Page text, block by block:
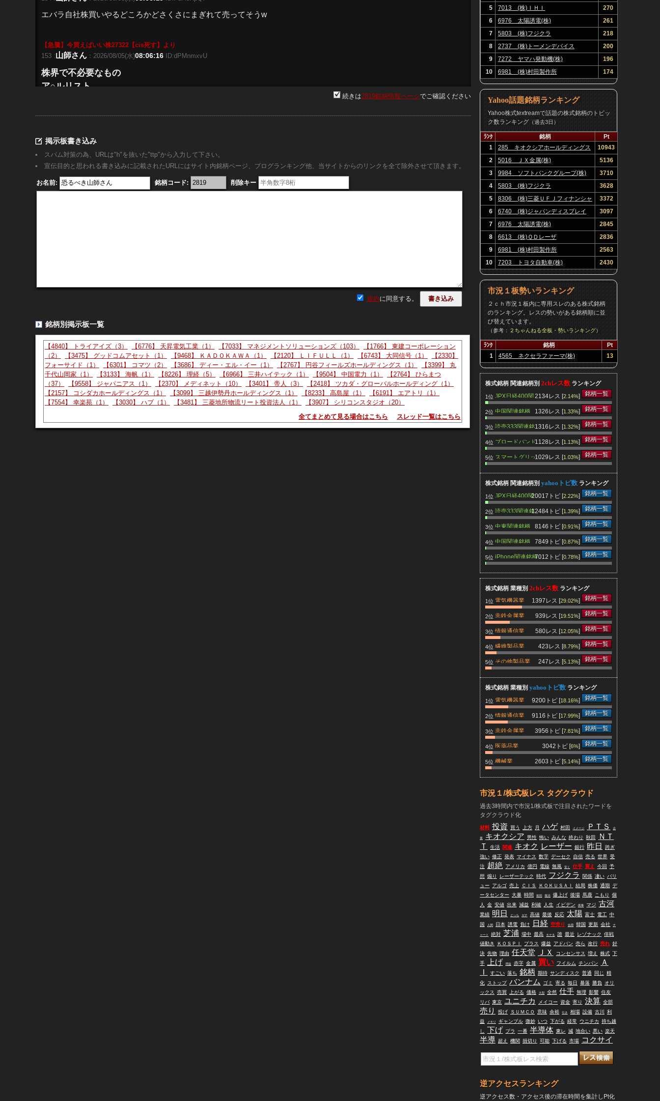
エバラ自社株買いやるどころかどさくさにまぎれて売ってそうw
【急騰】今買えばいい株27322【cis死す】 より
153 :山師さん ：2026/08/05(水)08:06:16 ID:dPMnmxvU
株界で不必要なもの
ア○ルリスト
168 :山師さん
>>153
Yahoo掲示板（Y板） - 2819
481 :時間、：2026/08/04(火)15:47:00ID:b5d*****
時間、間違えてます。
【急騰】今買えばいい株27318【立てろやハゲ】
より
741 :山師さん：2026/08/04(火)11:01:48 ID:wnkiAcpV
エバラ機関はまだ空売りできるのか
続きは2819銘柄情報ページでご確認ください
掲示板書き込み
スパム対策の為、URLは"h"を抜いた"ttp"から入力して下さい。
宣伝目的と思われる書き込みに記載されたURLにはサイト内銘柄ページ、ブログランキング他、当サイトからのリンクを全て除外させて頂きます。
お名前: 銘柄コード: 削除キー
規約に同意する。
銘柄別掲示板一覧
【4840】 トライアイズ（3） 【6776】 天昇電気工業（1） 【7033】 マネジメントソリューションズ（103）
【1766】 東建コーポレーション
（2）
【3475】 グッドコムアセット（1） 【9468】 ＫＡＤＯＫＡＷＡ（1） 【2120】 ＬＩＦＵＬＬ（1） 【6743】 大同信号（1）
【2330】
フォーサイド（1）
【6301】 コマツ（2） 【3686】 ディー・エル・イー（1） 【2767】 円谷フィールズホールディングス（1）
【3399】 丸
千代山岡家（1）
【3133】 海帆（1） 【8226】 理経（5） 【6966】 三井ハイテック（1） 【9504】 中国電力（1）
【2764】 ひらまつ
（37）
【9558】 ジャパニアス（1） 【2370】 メディネット（10） 【3401】 帝人（3）
【2418】 ツカダ・グローバルホールディング（1）
【2157】 コシダカホールディングス（1）
【3099】 三越伊勢丹ホールディングス（1） 【8233】 高島屋（1）
【6191】 エアトリ（1）
【7554】 幸楽苑（1）
【3030】 ハブ（1） 【3481】 三菱地所物流リート投資法人（1）
【3907】 シリコンスタジオ（20）
スレッド一覧はこちら
全てまとめて見る場合はこちら
5
7013 (株)ＩＨＩ
270
6
6976 太陽誘電(株)
261
7
5803 (株)フジクラ
218
8
2737 (株)トーメンデバイス
200
9
7272 ヤマハ発動機(株)
196
10
6981 (株)村田製作所 174
Yahoo話題銘柄ランキング
Yahoo株式textreamで話題の株式銘柄のトピッ
ク数ランキング（過去3日）
ﾗﾝｸ 銘柄
Pt
1
285 キオクシアホールディングス
(株)
10943
2
5016 ＪＸ金属(株)
5136
3
9984 ソフトバンクグループ(株)
3710
4
5803 (株)フジクラ
3628
5
8306 (株)三菱ＵＦＪフィナンシャ
ル・グループ
3372
6
6740 (株)ジャパンディスプレイ
3097
7
6976 太陽誘電(株)
2845
8
6613 (株)ＱＤレーザ
2836
9
6981 (株)村田製作所
2563
10
7203 トヨタ自動車(株) 2430
市況１板勢いランキング
２ｃｈ市況１板内に専用スレのある株式銘柄
のランキング。レスの勢いがある銘柄順に並
び替えています。
（参考：２ちゃんねる全板・勢いランキング）
ﾗﾝｸ 銘柄
Pt
1
4565 ネクセラファーマ(株) 13
株式銘柄 関連銘柄別 2chレス数 ランキング
1位 JPX日経400関
連銘柄
2134レス [2.14%] 銘柄一覧
2位 中国関連銘柄 1326レス [1.33%] 銘柄一覧
3位 読売333関連銘
柄
1316レス [1.32%] 銘柄一覧
4位 ブロードバンド
関連銘柄
1128レス [1.13%] 銘柄一覧
5位 スマートグリッ
ド関連銘柄
1029レス [1.03%] 銘柄一覧
株式銘柄 関連銘柄別 yahooトピ数 ランキング
1位 JPX日経400関
連銘柄
20017トピ [2.22%] 銘柄一覧
2位 読売333関連銘
柄
12484トピ [1.39%] 銘柄一覧
3位 中東関連銘柄 8146トピ [0.91%] 銘柄一覧
4位 中国関連銘柄 7849トピ [0.87%] 銘柄一覧
5位 iPhone関連銘柄7012トピ [0.78%] 銘柄一覧
株式銘柄 業種別 2chレス数 ランキング
1位 電気機器業 1397レス [29.02%] 銘柄一覧
2位 非鉄金属業 939レス [19.51%] 銘柄一覧
3位 情報通信業 580レス [12.05%] 銘柄一覧
4位 繊維製品業 423レス [8.79%] 銘柄一覧
5位 その他製品業 247レス [5.13%] 銘柄一覧
株式銘柄 業種別 yahooトピ数 ランキング
1位 電気機器業 9200トピ [18.16%] 銘柄一覧
2位 情報通信業 9116トピ [17.99%] 銘柄一覧
3位 非鉄金属業 3956トピ [7.81%] 銘柄一覧
4位 医薬品業 3042トピ [6%] 銘柄一覧
5位 機械業 2603トピ [5.14%] 銘柄一覧
市況１/株式板レス タグクラウド
過去3時間内で市況1/株式板で注目されたワードを
タグクラウド化
材料 投資 買う 上方 月 ハゲ 村田 イメージ ＰＴＳ 企
業 キオクシア 男性 怖い みんな 終わり 秋田
ＮＴ
Ｔ
生活 関連 キオク レーザー 銀行 昨日
跨ぎ
強い 修正 発表 マイナス 数字 デーセク 自信 売る 世界 受
注 超絶 アメリカ 億円 電線 無風 安く 仕手 買え 今回 予
想 煽り レーザーテック 時代 フジクラ 関係 凄い バリ
ュー
アルゴ 売上 ＣＩＳ ＫＯＫＵＳＡＩ 結局 株価 通期 デ
ータセンター 大暴 時間 前回 復活 爆上げ 後場 馬鹿 こもり
個
人
金 安値 出来 減益 利確 人生 イビデン 商事 マジ 古河
業績 明日 どっち ガチ 高値 最後 反応 太陽 富士 電工 中
国
人間 日本 誘電 負け 日経 空売り 信用 韓国 更新 会社 チ
ャート 絶対 芝浦 場中 最高 モテる 誰 最近 レゾナック
倍戦
値動き
ＫＯＳＰＩ プラス 爆益 アドバン 売ら 改行 売れ 好
決 先物 理由 任天堂 ＪＸ コンセンサス 増え 株式 下
手
上げ 増益 赤字 金属 買い フイルム チンパン
Ａ
Ｉ
すごい 落ち 銘柄 期待 サンディスク 普通 同じ
精
化 ストップ バンナム ゴミ 寄る 毎日 暴落 勝負
オリ
ックス
売買 上がる 価格 大型 全然 仕手 無理 影響 住友
リバ 東京 ユニチカ メイコー 資金 寄り 決算 全部
売り 投げ ＳＵＭＣＯ 意味 余裕 引き 相場 設備 古川
利
益
メモリ ギャンブル 微妙 いつ 下がる 経常 ウニチカ 持ち越
し
下げ プラ 一番 半導体 東レ 減 地合い 悪い 楽天
半導 超え 機関 損切り 可能 下げる 市場 コクサイ
逆アクセスランキング
逆アクセス数・アクセス後の滞在時間を集計しPt化